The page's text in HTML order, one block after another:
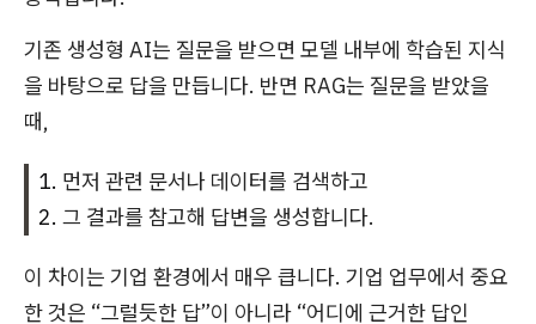
기존 생성형 AI는 질문을 받으면 모델 내부에 학습된 지식
을 바탕으로 답을 만듭니다. 반면 RAG는 질문을 받았을
때,
먼저 관련 문서나 데이터를 검색하고
그 결과를 참고해 답변을 생성합니다.
이 차이는 기업 환경에서 매우 큽니다. 기업 업무에서 중요
한 것은 “그럴듯한 답”이 아니라 “어디에 근거한 답인